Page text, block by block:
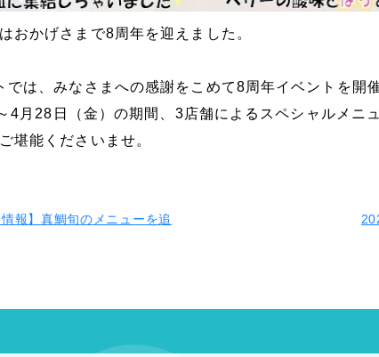
おかげさまで8周年を迎えました。
では、みなさまへの感謝をこめて8周年イベントを開
4月28日（金）の期間、3店舗によるスペシャルメニ
堪能くださいませ。
情報】真鯛旬のメニューを追